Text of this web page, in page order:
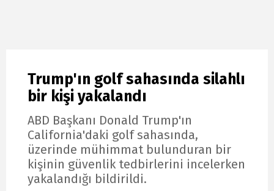
Trump'ın golf sahasında silahlı
bir kişi yakalandı
ABD Başkanı Donald Trump'ın
California'daki golf sahasında,
üzerinde mühimmat bulunduran bir
kişinin güvenlik tedbirlerini incelerken
yakalandığı bildirildi.